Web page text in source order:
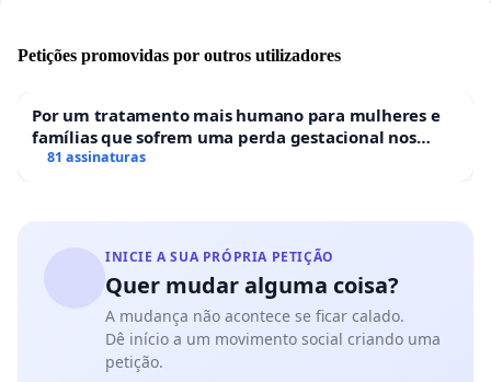
Petições promovidas por outros utilizadores
Por um tratamento mais humano para mulheres e
famílias que sofrem uma perda gestacional nos
hospitais portugueses
81 assinaturas
INICIE A SUA PRÓPRIA PETIÇÃO
Quer mudar alguma coisa?
A mudança não acontece se ficar calado.
Dê início a um movimento social criando uma
petição.